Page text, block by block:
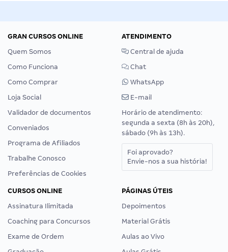
GRAN CURSOS ONLINE
Quem Somos
Como Funciona
Como Comprar
Loja Social
Validador de documentos
Conveniados
Programa de Afiliados
Trabalhe Conosco
Preferências de Cookies
ATENDIMENTO
Central de ajuda
Chat
WhatsApp
E-mail
Horário de atendimento:
segunda a sexta (8h às 20h),
sábado (9h às 13h).
Foi aprovado?
Envie-nos a sua história!
CURSOS ONLINE
Assinatura Ilimitada
Coaching para Concursos
Exame de Ordem
PÁGINAS ÚTEIS
Depoimentos
Material Grátis
Aulas ao Vivo